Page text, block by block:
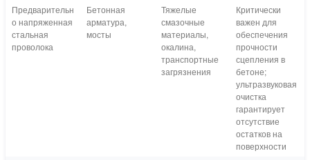
Предварительн
о напряженная
стальная
проволока
Бетонная
арматура,
мосты
Тяжелые
смазочные
материалы,
окалина,
транспортные
загрязнения
Критически
важен для
обеспечения
прочности
сцепления в
бетоне;
ультразвуковая
очистка
гарантирует
отсутствие
остатков на
поверхности